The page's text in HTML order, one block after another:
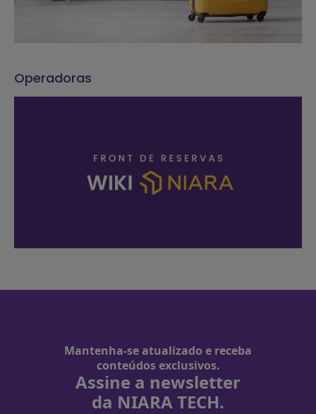
Operadoras
Mantenha-se atualizado e receba
conteúdos exclusivos.
Assine a newsletter
da NIARA TECH.